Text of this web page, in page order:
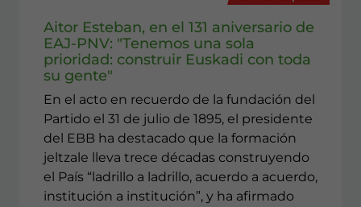
Aitor Esteban, en el 131 aniversario de
EAJ-PNV: "Tenemos una sola
prioridad: construir Euskadi con toda
su gente"
En el acto en recuerdo de la fundación del
Partido el 31 de julio de 1895, el presidente
del EBB ha destacado que la formación
jeltzale lleva trece décadas construyendo
el País “ladrillo a ladrillo, acuerdo a acuerdo,
institución a institución”, y ha afirmado